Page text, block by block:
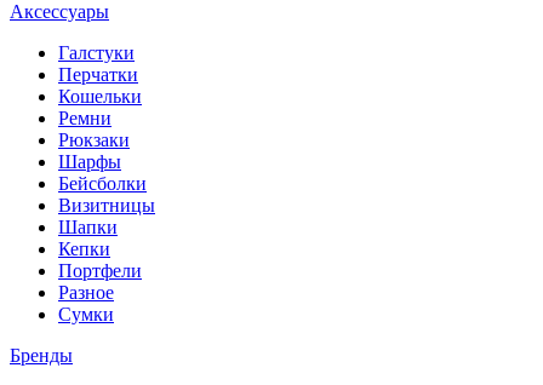
Аксессуары
Галстуки
Перчатки
Кошельки
Ремни
Рюкзаки
Шарфы
Бейсболки
Визитницы
Шапки
Кепки
Портфели
Разное
Сумки
Бренды